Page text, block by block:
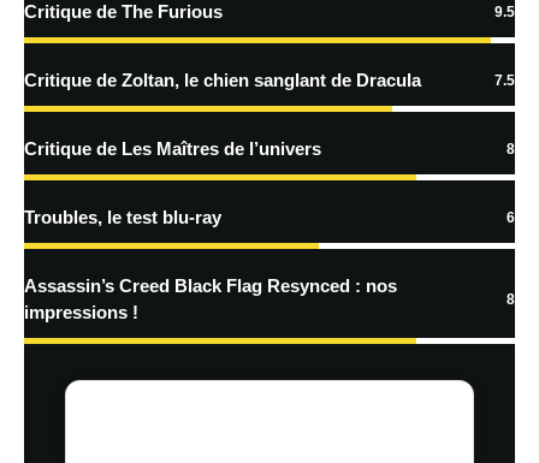
En savoir
traitées
Critique de The Furious 9.5
Critique de Zoltan, le chien sanglant de Dracula 7.5
Critique de Les Maîtres de l’univers 8
Troubles, le test blu-ray 6
Assassin’s Creed Black Flag Resynced : nos
impressions !
8